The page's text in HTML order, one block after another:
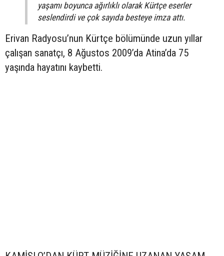
yaşamı boyunca ağırlıklı olarak Kürtçe eserler
seslendirdi ve çok sayıda besteye imza attı.
Erivan Radyosu’nun Kürtçe bölümünde uzun yıllar
çalışan sanatçı, 8 Ağustos 2009’da Atina’da 75
yaşında hayatını kaybetti.